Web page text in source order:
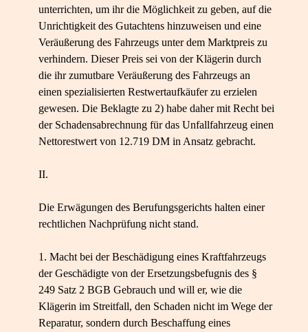
unterrichten, um ihr die Möglichkeit zu geben, auf die
Unrichtigkeit des Gutachtens hinzuweisen und eine
Veräußerung des Fahrzeugs unter dem Marktpreis zu
verhindern. Dieser Preis sei von der Klägerin durch
die ihr zumutbare Veräußerung des Fahrzeugs an
einen spezialisierten Restwertaufkäufer zu erzielen
gewesen. Die Beklagte zu 2) habe daher mit Recht bei
der Schadensabrechnung für das Unfallfahrzeug einen
Nettorestwert von 12.719 DM in Ansatz gebracht.
II.
Die Erwägungen des Berufungsgerichts halten einer
rechtlichen Nachprüfung nicht stand.
1. Macht bei der Beschädigung eines Kraftfahrzeugs
der Geschädigte von der Ersetzungsbefugnis des §
249 Satz 2 BGB Gebrauch und will er, wie die
Klägerin im Streitfall, den Schaden nicht im Wege der
Reparatur, sondern durch Beschaffung eines